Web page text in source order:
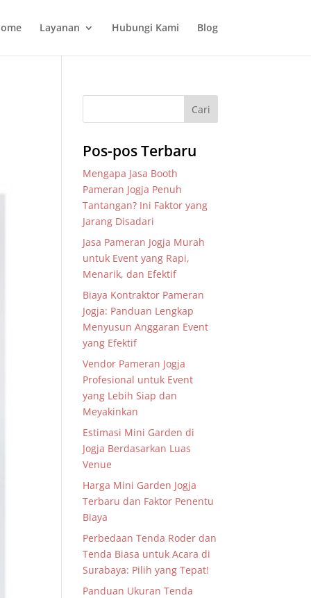
Layanan Hubungi Kami Blog
Pos-pos Terbaru
Mengapa Jasa Booth
Pameran Jogja Penuh
Tantangan? Ini Faktor yang
Jarang Disadari
Jasa Pameran Jogja Murah
untuk Event yang Rapi,
Menarik, dan Efektif
Biaya Kontraktor Pameran
Jogja: Panduan Lengkap
Menyusun Anggaran Event
yang Efektif
Vendor Pameran Jogja
Profesional untuk Event
yang Lebih Siap dan
Meyakinkan
Estimasi Mini Garden di
Jogja Berdasarkan Luas
Venue
Harga Mini Garden Jogja
Terbaru dan Faktor Penentu
Biaya
Perbedaan Tenda Roder dan
Tenda Biasa untuk Acara di
Surabaya: Pilih yang Tepat!
Panduan Ukuran Tenda